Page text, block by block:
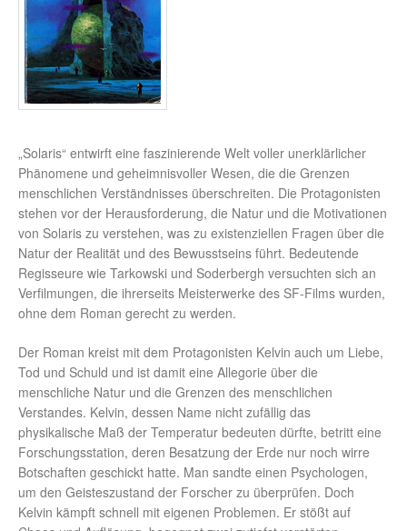
„Solaris“ entwirft eine faszinierende Welt voller unerklärlicher
Phänomene und geheimnisvoller Wesen, die die Grenzen
menschlichen Verständnisses überschreiten. Die Protagonisten
stehen vor der Herausforderung, die Natur und die Motivationen
von Solaris zu verstehen, was zu existenziellen Fragen über die
Natur der Realität und des Bewusstseins führt. Bedeutende
Regisseure wie Tarkowski und Soderbergh versuchten sich an
Verfilmungen, die ihrerseits Meisterwerke des SF-Films wurden,
ohne dem Roman gerecht zu werden.
Der Roman kreist mit dem Protagonisten Kelvin auch um Liebe,
Tod und Schuld und ist damit eine Allegorie über die
menschliche Natur und die Grenzen des menschlichen
Verstandes. Kelvin, dessen Name nicht zufällig das
physikalische Maß der Temperatur bedeuten dürfte, betritt eine
Forschungsstation, deren Besatzung der Erde nur noch wirre
Botschaften geschickt hatte. Man sandte einen Psychologen,
um den Geisteszustand der Forscher zu überprüfen. Doch
Kelvin kämpft schnell mit eigenen Problemen. Er stößt auf